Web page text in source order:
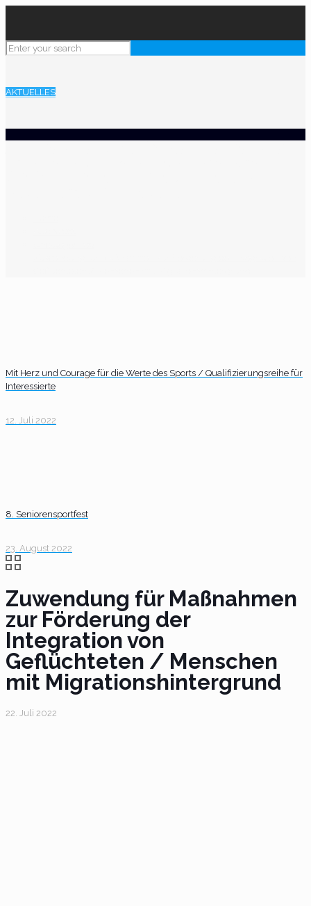
AKTUELLES
Zuwendung für Maßnahmen zur
Mit Herz und Courage für die Werte des Sports / Qualifizierungsreihe für
Interessierte
12. Juli 2022
8. Seniorensportfest
23. August 2022
Zuwendung für Maßnahmen
zur Förderung der
Integration von
Geflüchteten / Menschen
mit Migrationshintergrund
22. Juli 2022